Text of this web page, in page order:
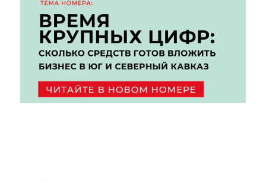
Франчайзинг
Номера журнала
Категории:
Финансы